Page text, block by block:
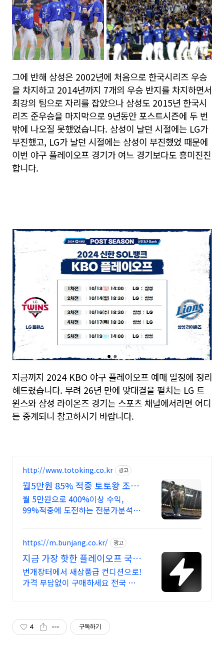
그에 반해 삼성은 2002년에 처음으로 한국시리즈 우승
을 차지하고 2014년까지 7개의 우승 반지를 차지하면서
최강의 팀으로 자리를 잡았으나 삼성도 2015년 한국시
리즈 준우승을 마지막으로 9년동안 포스트시즌에 두 번
밖에 나오질 못했었습니다. 삼성이 날던 시절에는 LG가
부진했고, LG가 날던 시절에는 삼성이 부진했었 때문에
이번 야구 플레이오프 경기가 여느 경기보다도 흥미진진
합니다.
지금까지 2024 KBO 야구 플레이오프 예매 일정에 정리
해드렸습니다. 무려 26년 만에 맞대결을 펼치는 LG 트
윈스와 삼성 라이온즈 경기는 스포츠 채널에서라면 어디
든 중계되니 참고하시기 바랍니다.
http://www.totoking.co.kr 광고
월5만원 85% 적중 토토왕 조합
픽 월 99,000원
월 5만원으로 400%이상 수익,
99%적중에 도전하는 전문가분석
https://m.bunjang.co.kr/ 광고
지금 가장 핫한 플레이오프 국내
최대 브랜드 중고거래
번개장터에서 새상품급 컨디션으로!
가격 부담없이 구매하세요 전국 각
4 구독하기